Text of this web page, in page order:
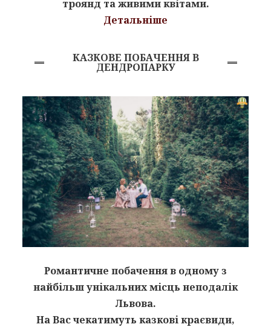
троянд та живими квітами.
Детальніше
КАЗКОВЕ ПОБАЧЕННЯ В
ДЕНДРОПАРКУ
Романтичне побачення в одному з
найбільш унікальних місць неподалік
Львова.
На Вас чекатимуть казкові краєвиди,